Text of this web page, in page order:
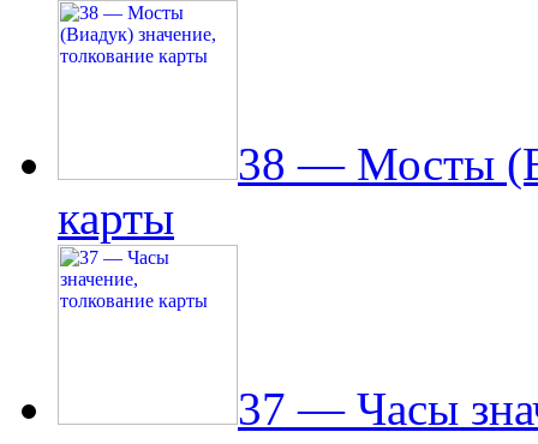
38 — Мосты
карты
37 — Часы